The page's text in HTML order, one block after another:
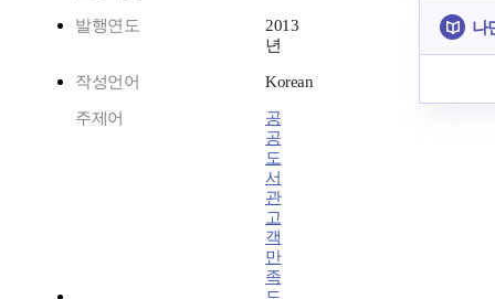
발행연도
2013
년
작성언어 Korean
주제어
공
공
도
서
관
고
객
만
족
나